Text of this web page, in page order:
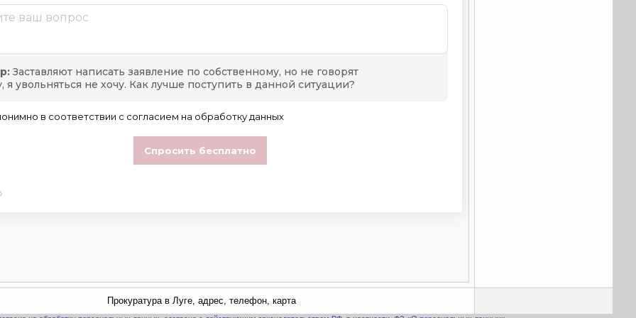
Прокуратура в Луге, адрес, телефон, карта